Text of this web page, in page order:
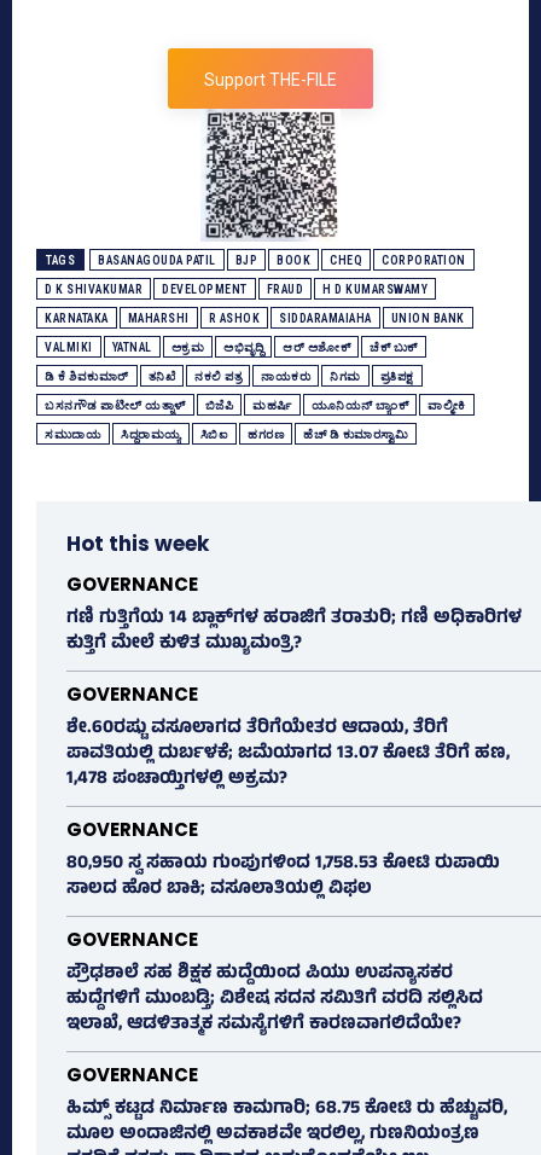
Support THE-FILE
TAGS BASANAGOUDA PATIL BJP BOOK CHEQ CORPORATION
D K SHIVAKUMAR DEVELOPMENT FRAUD H D KUMARSWAMY
KARNATAKA MAHARSHI R ASHOK SIDDARAMAIAHA UNION BANK
VALMIKI YATNAL ಅಕ್ರಮ ಅಭಿವೃದ್ದಿ ಆರ್‌ ಅಶೋಕ್‌ ಚೆಕ್‌ ಬುಕ್‌
ಡಿ ಕೆ ಶಿವಕುಮಾರ್ ತನಿಖೆ ನಕಲಿ ಪತ್ರ ನಾಯಕರು ನಿಗಮ ಪ್ರತಿಪಕ್ಷ
ಬಸನಗೌಡ ಪಾಟೀಲ್‌ ಯತ್ನಾಳ್‌ ಬಿಜೆಪಿ ಮಹರ್ಷಿ ಯೂನಿಯನ್‌ ಬ್ಯಾಂಕ್‌ ವಾಲ್ಮೀಕಿ
ಸಮುದಾಯ ಸಿದ್ದರಾಮಯ್ಯ ಸಿಬಿಐ ಹಗರಣ ಹೆಚ್‌ ಡಿ ಕುಮಾರಸ್ವಾಮಿ
Hot this week
GOVERNANCE
ಗಣಿ ಗುತ್ತಿಗೆಯ 14 ಬ್ಲಾಕ್‌ಗಳ ಹರಾಜಿಗೆ ತರಾತುರಿ; ಗಣಿ ಅಧಿಕಾರಿಗಳ
ಕುತ್ತಿಗೆ ಮೇಲೆ ಕುಳಿತ ಮುಖ್ಯಮಂತ್ರಿ?
GOVERNANCE
ಶೇ.60ರಷ್ಟು ವಸೂಲಾಗದ ತೆರಿಗೆಯೇತರ ಆದಾಯ, ತೆರಿಗೆ
ಪಾವತಿಯಲ್ಲಿ ದುರ್ಬಳಕೆ; ಜಮೆಯಾಗದ 13.07 ಕೋಟಿ ತೆರಿಗೆ ಹಣ,
1,478 ಪಂಚಾಯ್ತಿಗಳಲ್ಲಿ ಅಕ್ರಮ?
GOVERNANCE
80,950 ಸ್ವ ಸಹಾಯ ಗುಂಪುಗಳಿಂದ 1,758.53 ಕೋಟಿ ರುಪಾಯಿ
ಸಾಲದ ಹೊರ ಬಾಕಿ; ವಸೂಲಾತಿಯಲ್ಲಿ ವಿಫಲ
GOVERNANCE
ಪ್ರೌಢಶಾಲೆ ಸಹ ಶಿಕ್ಷಕ ಹುದ್ದೆಯಿಂದ ಪಿಯು ಉಪನ್ಯಾಸಕರ
ಹುದ್ದೆಗಳಿಗೆ ಮುಂಬಡ್ತಿ; ವಿಶೇಷ ಸದನ ಸಮಿತಿಗೆ ವರದಿ ಸಲ್ಲಿಸಿದ
ಇಲಾಖೆ, ಆಡಳಿತಾತ್ಮಕ ಸಮಸ್ಯೆಗಳಿಗೆ ಕಾರಣವಾಗಲಿದೆಯೇ?
GOVERNANCE
ಹಿಮ್ಸ್‌ ಕಟ್ಟಡ ನಿರ್ಮಾಣ ಕಾಮಗಾರಿ; 68.75 ಕೋಟಿ ರು ಹೆಚ್ಚುವರಿ,
ಮೂಲ ಅಂದಾಜಿನಲ್ಲಿ ಅವಕಾಶವೇ ಇರಲಿಲ್ಲ, ಗುಣನಿಯಂತ್ರಣ